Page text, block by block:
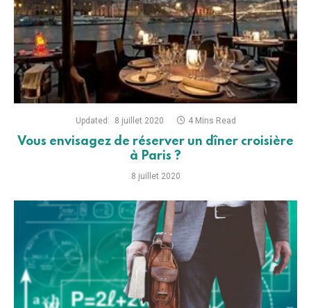
Updated: 8 juillet 2020 4 Mins Read
Vous envisagez de réserver un dîner croisière
à Paris ?
8 juillet 2020